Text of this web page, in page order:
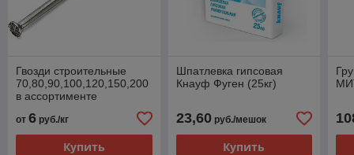
Гвозди строительные
70,80,90,100,120,150,200
в ассортименте
от 6 руб./кг
Купить
Шпатлевка гипсовая
Кнауф Фуген (25кг)
23,60руб./мешок
Купить